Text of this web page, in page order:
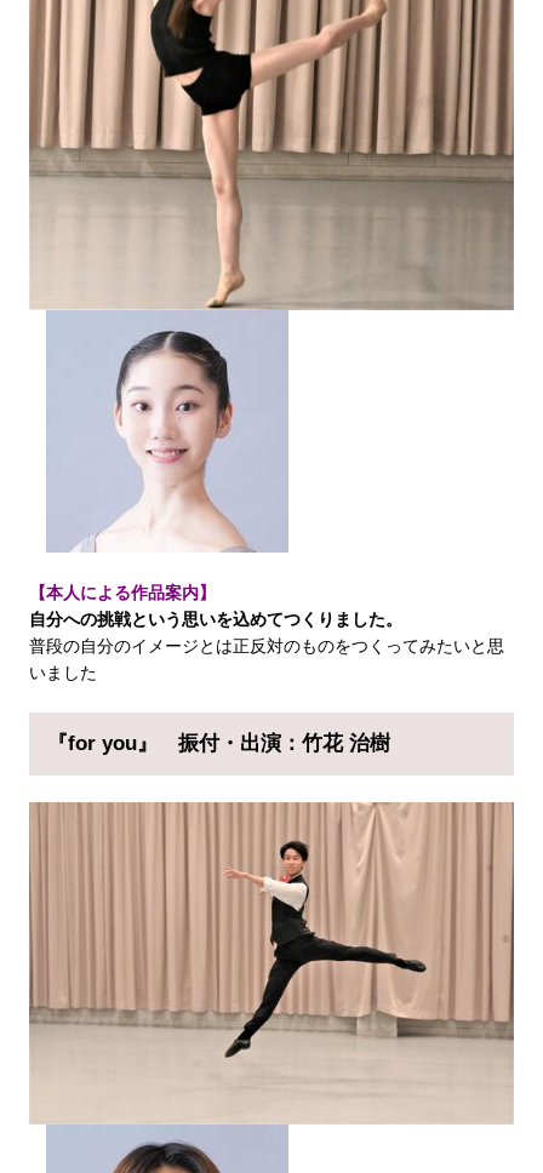
【本人による作品案内】
自分への挑戦という思いを込めてつくりました。
普段の自分のイメージとは正反対のものをつくってみたいと思
いました
『for you』 振付・出演：竹花 治樹